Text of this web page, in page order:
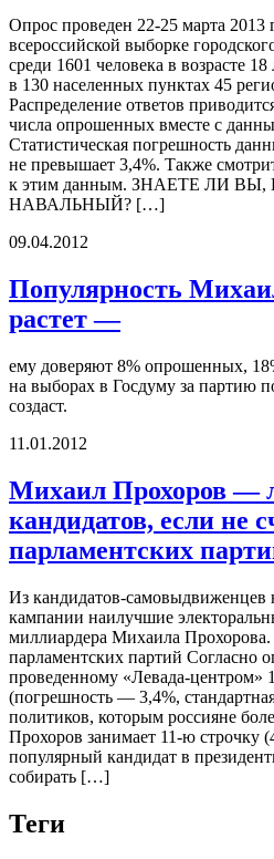
Опрос проведен 22-25 марта 2013
всероссийской выборке
среди 1601 человека в возрасте
в 130 населенных пунктах 45
Распределение ответов
числа опрошенных вместе с
Статистическая погрешность
не превышает 3,4%. Также
к этим данным. ЗНАЕТЕ ЛИ
НАВАЛЬНЫЙ? […]
09.04.2012
Популярность
растет —
ему доверяют 8% опрошенных,
на выборах в Госдуму за партию
создаст.
11.01.2012
Михаил Прохоров —
кандидатов, если не
парламентских
Из кандидатов-самовыдвиженцев
кампании наилучшие
миллиардера Михаила
парламентских партий Согласно
проведенному «Левада-центром»
(погрешность — 3,4%,
политиков, которым россияне
Прохоров занимает 11-ю строчку
популярный кандидат в
собирать […]
Теги